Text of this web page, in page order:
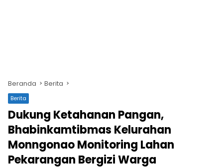
Beranda Berita
Berita
Dukung Ketahanan Pangan,
Bhabinkamtibmas Kelurahan
Monngonao Monitoring Lahan
Pekarangan Bergizi Warga